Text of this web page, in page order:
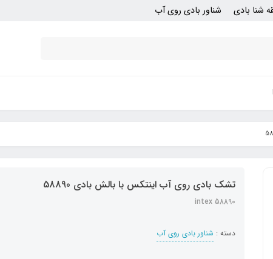
شنا بادی شناور بادی روی آب
تشک بادی روی آب اینتکس با بالش بادی 58890
intex 58890
دسته : شناور بادی روی آب